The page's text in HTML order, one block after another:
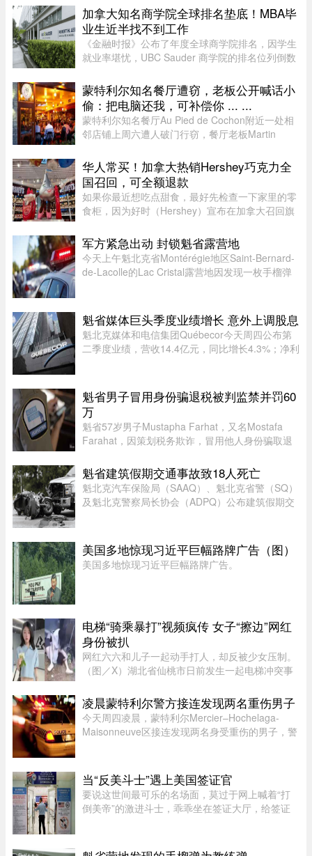
趁着孩子还小，请假回国待上一个月，让孩子好好
陪陪爷爷奶奶，成了不少 ...
加拿大知名商学院全球排名垫底！MBA毕
业生近半找不到工作
《金融时报》公布了年度全球商学院排名，因学生
就业率堪忧，UBC Sauder 商学院的排名位列倒数
有 53% 的人表示毕业三个月内找到工作。图片：
RICHARD LAM /PNG在今年的 MB ...
蒙特利尔知名餐厅遭窃，老板公开喊话小
偷：把电脑还我，可补偿你 ... ...
蒙特利尔知名餐厅Au Pied de Cochon附近一处相
邻店铺上周六遭人破门行窃，餐厅老板Martin
找回电脑。据Martin Picard介绍，被盗地点位于
Plateau-Mont-Royal区Duluth Es ...
华人常买！加拿大热销Hershey巧克力全
国召回，可全额退款
如果你最近想吃点甜食，最好先检查一下家里的零
食柜，因为好时（Hershey）宣布在加拿大召回旗
Shutterstock.com8月1日，好时加拿大（Hershey
Canada）发布公告称，公司正在 ...
军方紧急出动 封锁魁省露营地
今天上午魁北克省Montérégie地区Saint-Bernard-
de-Lacolle的Lac Cristal露营地因发现一枚手榴弹
历史，目前对露营者没有 ...
魁省媒体巨头季度业绩增长 意外上调股息
魁北克媒体和电信集团Québecor今天周四公布第
二季度业绩，营收14.4亿元，同比增长4.3%；净利
4%至12.3亿元，过去一年新增2 ...
魁省男子冒用身份骗退税被判监禁并罚60
万
魁省57岁男子Mustapha Farhat，又名Mostafa
Farahat，因策划税务欺诈，冒用他人身份骗取退
万元罚款。
魁省建筑假期交通事故致18人死亡
魁北克汽车保险局（SAAQ）、魁北克省警（SQ）
及魁北克警察局长协会（ADPQ）公布建筑假期交
今年死亡人数明显下降。统计显 ...
美国多地惊现习近平巨幅路牌广告（图）
美国多地惊现习近平巨幅路牌广告。
电梯“骑乘暴打”视频疯传 女子“擦边”网红
身份被扒
网红六六和儿子一起动手打人，却反被少女压制。
（图／X）湖北省仙桃市日前发生一起电梯冲突事
少女催促，心生不满竟先动手攻击，更教唆儿
子“帮我打她”。不料，她反遭 ...
凌晨蒙特利尔警方接连发现两名重伤男子
今天周四凌晨，蒙特利尔Mercier–Hochelaga-
Maisonneuve区接连发现两名身受重伤的男子，警
因，也不确定是否涉及武器。警方发言人Flor ...
当“反美斗士”遇上美国签证官
要说这世间最可乐的名场面，莫过于网上喊着“打
倒美帝”的激进斗士，乖乖坐在签证大厅，给签证
美狠话少了许多，火药味也 ...